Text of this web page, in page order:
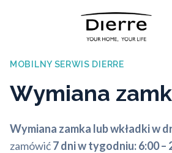
MOBILNY SERWIS DIERRE
Wymiana
Wymiana zamka lub wkładki w
zamówić7 dni w tygodniu: 6:00 –